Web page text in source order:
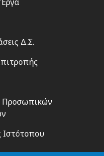
Δ.Σ.
Προσωπικών
Ιστότοπου